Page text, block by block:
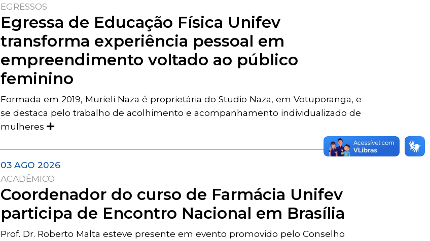
EGRESSOS
Egressa de Educação Física Unifev
transforma experiência pessoal em
empreendimento voltado ao público
feminino
Formada em 2019, Murieli Naza é proprietária do Studio Naza, em Votuporanga, e
se destaca pelo trabalho de acolhimento e acompanhamento individualizado de
mulheres
03 AGO 2026
ACADÊMICO
Coordenador do curso de Farmácia Unifev
participa de Encontro Nacional em Brasília
Prof. Dr. Roberto Malta esteve presente em evento promovido pelo Conselho